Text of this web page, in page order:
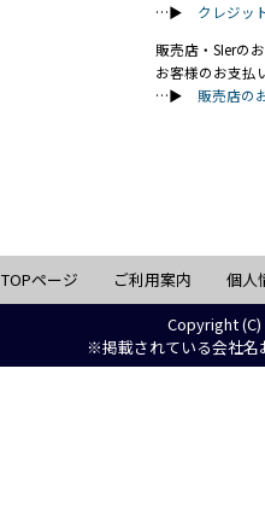
…▶ クレジッ
販売店・SIerの
お客様のお支払
…▶ 販売店の
TOPページ ご利用案内
個人
Copyright
※掲載されている会社名